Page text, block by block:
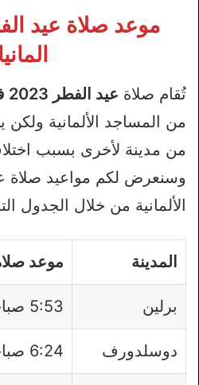
المانيا
تُقام صلاة عيد الفطر 2023 في المانيا
من المساجد الألمانية
من مدينة لأخرى بسبب
وسنعرض لكم مواعيد صلاة
الألمانية من خلال الجدول
المدينة موعد صلاة عيد
برلين 5:53 صباحًا
دوسلدورف 6:24 صباحًا